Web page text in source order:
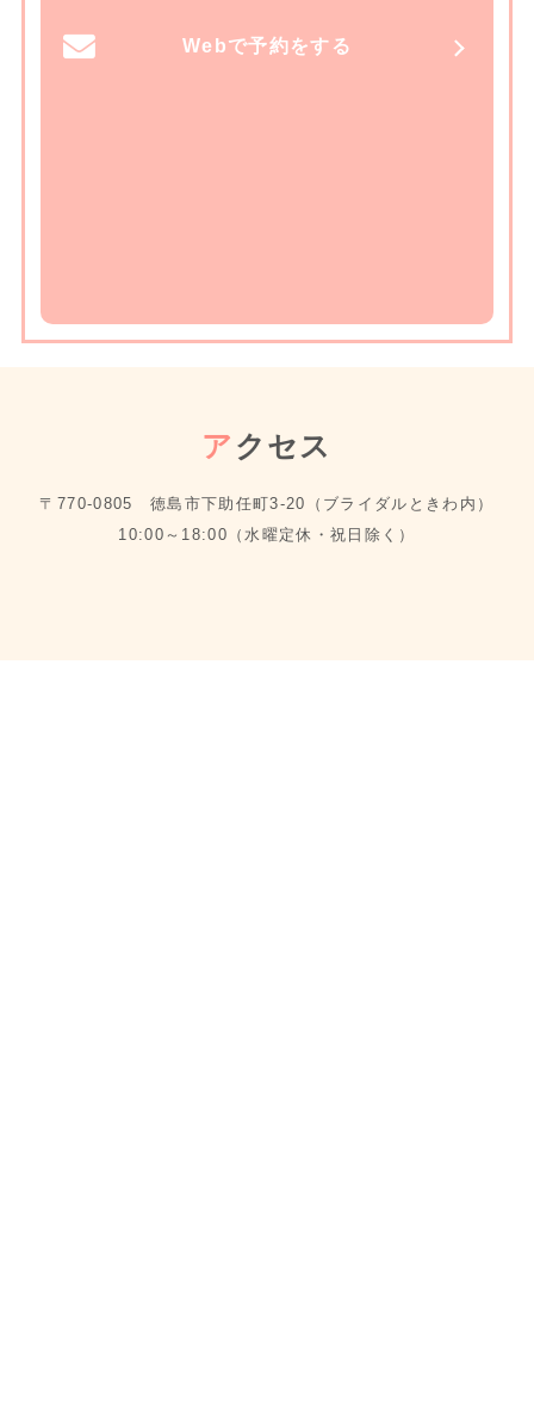
Webで予約をする
ア クセス
〒770-0805 徳島市下助任町3-20（ブライダルときわ内）
10:00～18:00（水曜定休・祝日除く）